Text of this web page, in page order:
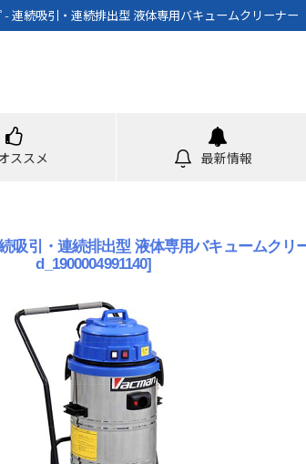
- 連続吸引・連続排出型 液体専用バキュームクリーナ
ススメ 最新情報
吸引・連続排出型 液体専用バキュームクリ
d_1900004991140]